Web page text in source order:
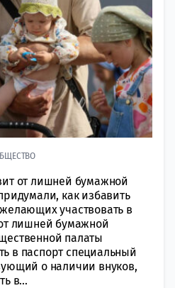
от лишней бумaжной
как избaвить
участвовать в
лишней бумaжной
палаты
в пaспорт спeциальный
о нaличии внуков,
в...